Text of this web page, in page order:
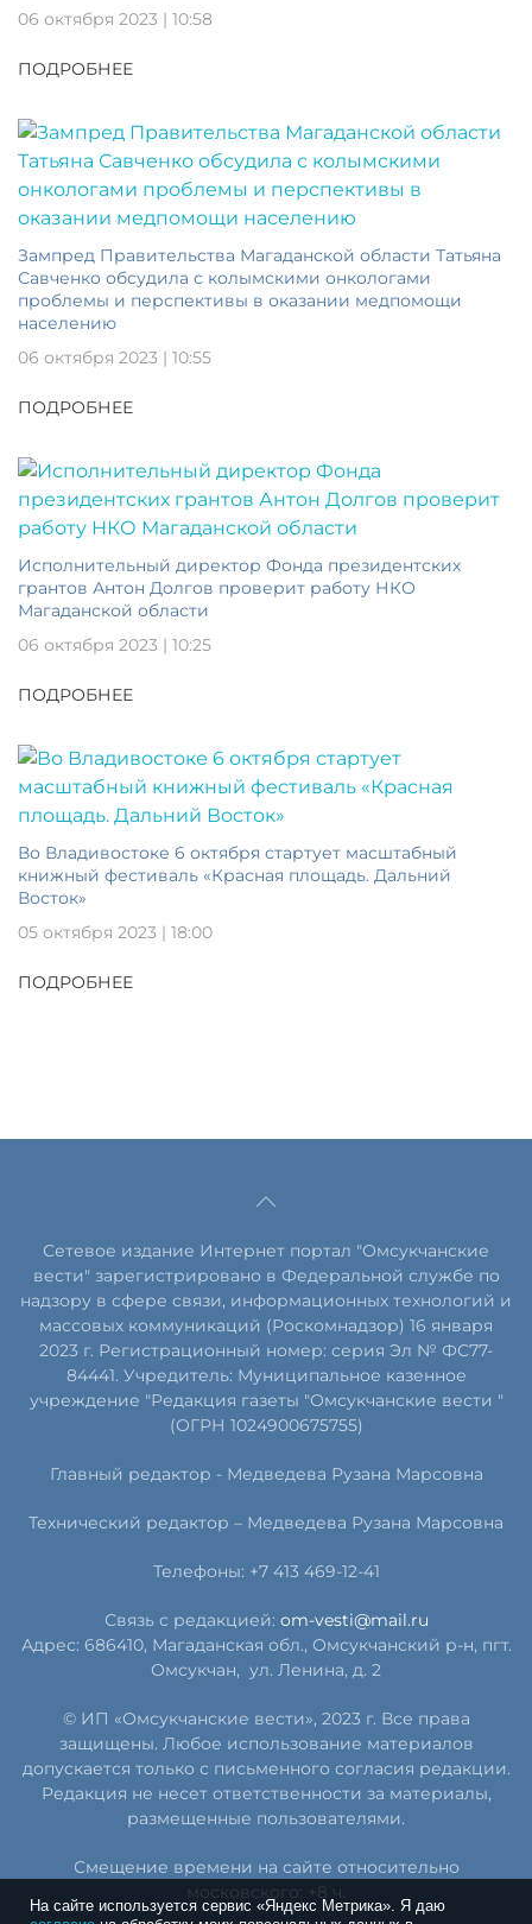
06 октября 2023 | 10:58
ПОДРОБНЕЕ
Зампред Правительства Магаданской области Татьяна
Савченко обсудила с колымскими онкологами
проблемы и перспективы в оказании медпомощи
населению
06 октября 2023 | 10:55
ПОДРОБНЕЕ
Исполнительный директор Фонда президентских
грантов Антон Долгов проверит работу НКО
Магаданской области
06 октября 2023 | 10:25
ПОДРОБНЕЕ
Во Владивостоке 6 октября стартует масштабный
книжный фестиваль «Красная площадь. Дальний
Восток»
05 октября 2023 | 18:00
ПОДРОБНЕЕ
На сайте используется сервис «Яндекс Метрика». Я даю
Сетевое издание Интернет портал "Омсукчанские
вести" зарегистрировано в Федеральной службе по
надзору в сфере связи, информационных технологий и
массовых коммуникаций (Роскомнадзор) 16 января
2023 г. Регистрационный номер: серия Эл № ФС77-
84441. Учредитель: Муниципальное казенное
учреждение "Редакция газеты "Омсукчанские вести "
(ОГРН 1024900675755)
Главный редактор - Медведева Рузана Марсовна
Технический редактор – Медведева Рузана Марсовна
Телефоны: +7 413 469-12-41
Связь с редакцией: om-vesti@mail.ru
Адрес: 686410, Магаданская обл., Омсукчанский р-н, пгт.
Омсукчан, ул. Ленина, д. 2
© ИП «Омсукчанские вести», 2023 г. Все права
защищены. Любое использование материалов
допускается только с письменного согласия редакции.
Редакция не несет ответственности за материалы,
размещенные пользователями.
Смещение времени на сайте относительно
московского: +8 ч.